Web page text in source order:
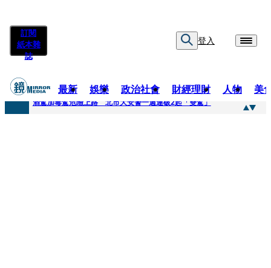
訂閱
紙本雜
誌
登入
最新 娛樂 政治社會 財經理財 人物 美
快訊
酒駕加毒駕危險上路 北市大安警一週連破2起「雙駕」